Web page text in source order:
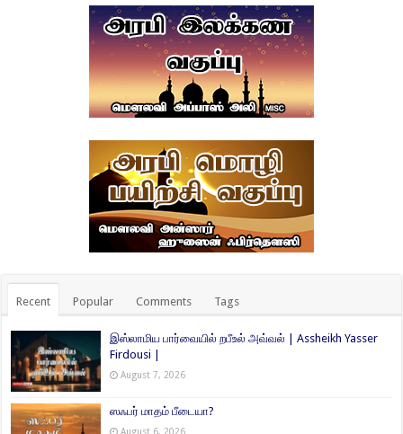
Recent Popular Comments Tags
இஸ்லாமிய பார்வையில் றபீஉல் அவ்வல் | Assheikh Yasser
Firdousi |
August 7, 2026
ஸஃபர் மாதம் பீடையா?
August 6, 2026